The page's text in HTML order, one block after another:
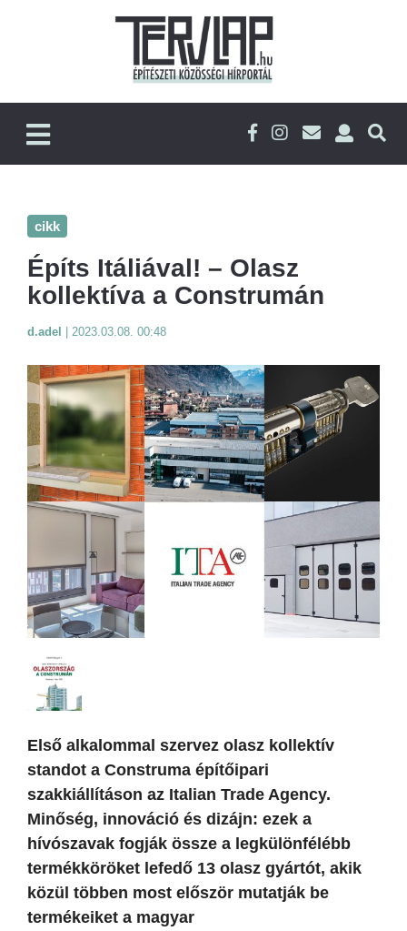
cikk
Építs Itáliával! – Olasz
kollektíva a Construmán
d.adel 2023.03.08. 00:48
Első alkalommal szervez olasz kollektív
standot a Construma építőipari
szakkiállításon az Italian Trade Agency.
Minőség, innováció és dizájn: ezek a
hívószavak fogják össze a legkülönfélébb
termékköröket lefedő 13 olasz gyártót, akik
közül többen most először mutatják be
termékeiket a magyar